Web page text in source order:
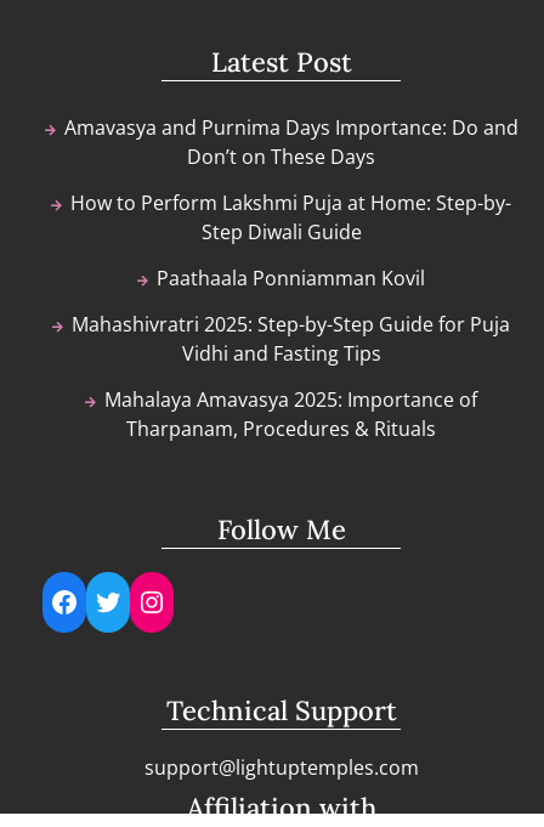
Latest Post
Amavasya and Purnima Days Importance: Do and
Don’t on These Days
How to Perform Lakshmi Puja at Home: Step-by-
Step Diwali Guide
Paathaala Ponniamman Kovil
Mahashivratri 2025: Step-by-Step Guide for Puja
Vidhi and Fasting Tips
Mahalaya Amavasya 2025: Importance of
Tharpanam, Procedures & Rituals
Follow Me
Facebook
TwitterInstagram
Technical Support
support@lightuptemples.com
Affiliation with